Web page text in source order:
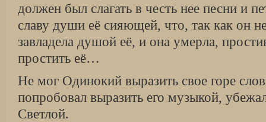
должен был слагать в честь нее песни и
славу души её сияющей, что, так как он
завладела душой её, и она умерла,
простить её…
Не мог Одинокий выразить свое горе
попробовал выразить его музыкой,
Светлой.